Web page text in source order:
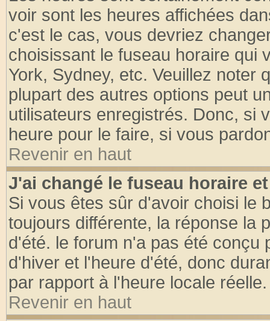
voir sont les heures affichées
c'est le cas, vous devriez
choisissant le fuseau horaire qui
York, Sydney, etc. Veuillez noter
plupart des autres options peut
utilisateurs enregistrés. Donc, si
heure pour le faire, si vous
Revenir en haut
J'ai changé le fuseau horaire
Si vous êtes sûr d'avoir choisi le
toujours différente, la réponse la
d'été. le forum n'a pas été conçu
d'hiver et l'heure d'été, donc
par rapport à l'heure locale réelle.
Revenir en haut